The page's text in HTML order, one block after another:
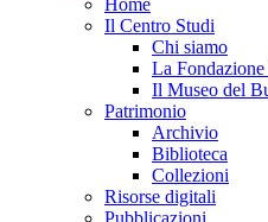
Home
Il Centro Studi
Chi siamo
La
Il Museo del
Patrimonio
Archivio
Biblioteca
Collezioni
Risorse digitali
Pubblicazioni